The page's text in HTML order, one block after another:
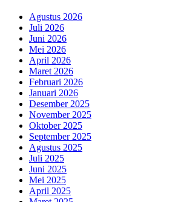
Agustus 2026
Juli 2026
Juni 2026
Mei 2026
April 2026
Maret 2026
Februari 2026
Januari 2026
Desember 2025
November 2025
Oktober 2025
September 2025
Agustus 2025
Juli 2025
Juni 2025
Mei 2025
April 2025